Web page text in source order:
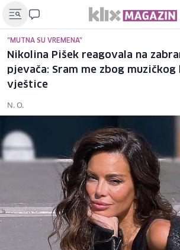
"MUTNA SU VREMENA"
Nikolina Pišek reagovala na
pjevača: Sram me zbog muzičkog
vještice
N. O.